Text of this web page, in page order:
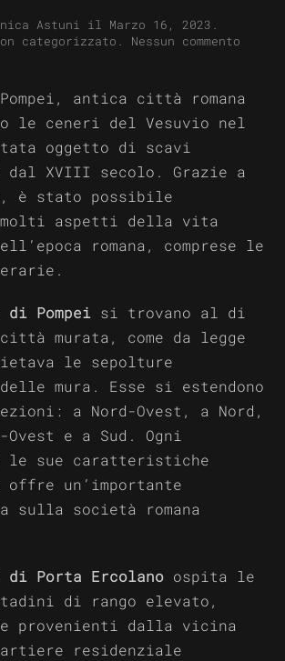
Astuni il Marzo 16, 2023 .
categorizzato . Nessun commento
le
antica città romana
le ceneri del Vesuvio nel
oggetto di scavi
dal XVIII secolo. Grazie a
è stato possibile
aspetti della vita
romana, comprese le
Pompei si trovano al di
murata, come da legge
le sepolture
mura. Esse si estendono
a Nord-Ovest, a Nord,
e a Sud. Ogni
le sue caratteristiche
un’importante
sulla società romana
di Porta Ercolano ospita le
di rango elevato,
provenienti dalla vicina
residenziale